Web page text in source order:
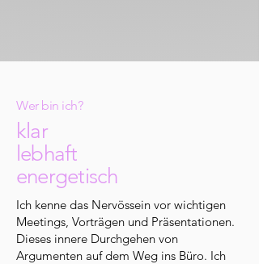
Wer bin ich?
klar
lebhaft
energetisch
Ich kenne das Nervössein vor wichtigen
Meetings, Vorträgen und Präsentationen.
Dieses innere Durchgehen von
Argumenten auf dem Weg ins Büro. Ich